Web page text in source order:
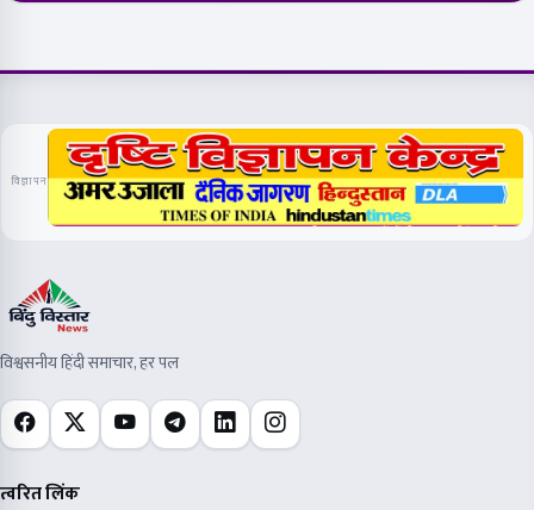
विज्ञापन
विश्वसनीय हिंदी समाचार, हर पल
त्वरित लिंक